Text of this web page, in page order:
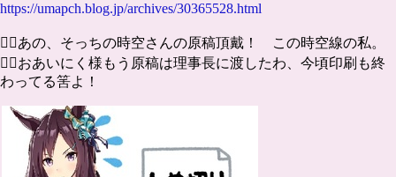
https://umapch.blog.jp/archives/30365528.html
🐕‍🦺あの、そっちの時空さんの原稿頂戴！ この時空線の私。
🐕‍🦺おあいにく様もう原稿は理事長に渡したわ、今頃印刷も終
わってる筈よ！